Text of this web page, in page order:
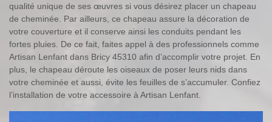
qualité unique de ses œuvres si vous désirez placer un chapeau
de cheminée. Par ailleurs, ce chapeau assure la décoration de
votre couverture et il conserve ainsi les conduits pendant les
fortes pluies. De ce fait, faites appel à des professionnels comme
Artisan Lenfant dans Bricy 45310 afin d’accomplir votre projet. En
plus, le chapeau déroute les oiseaux de poser leurs nids dans
votre cheminée et aussi, évite les feuilles de s’accumuler. Confiez
l’installation de votre accessoire à Artisan Lenfant.